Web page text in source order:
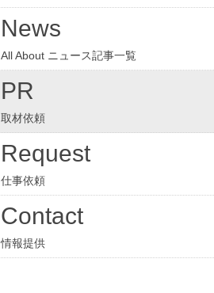
News
All About ニュース記事一覧
PR
取材依頼
Request
仕事依頼
Contact
情報提供